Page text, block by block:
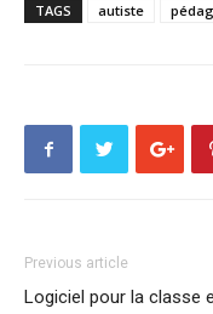
TAGS autiste
Previous article
Logiciel pour la classe